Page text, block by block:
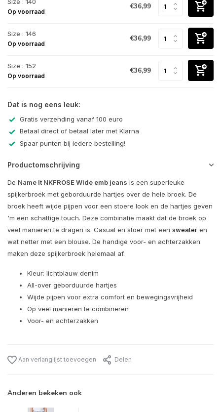
Op voorraad
€36,99
Size : 146
Op voorraad
€36,99
Size : 152
Op voorraad
€36,99
Dat is nog eens leuk:
Gratis verzending vanaf 100 euro
Betaal direct of betaal later met Klarna
Spaar punten bij iedere bestelling!
Productomschrijving
De Name It NKFROSE Wide emb jeans is een superleuke
spijkerbroek met geborduurde hartjes over de hele broek. De
broek heeft wijde pijpen voor een stoere look en de hartjes geven
'm een schattige touch. Deze combinatie maakt dat de broek op
veel manieren te dragen is. Casual en stoer met een sweater en
wat netter met een blouse. De handige voor- en achterzakken
maken deze spijkerbroek helemaal af.
Kleur: lichtblauw denim
All-over geborduurde hartjes
Wijde pijpen voor extra comfort en bewegingsvrijheid
Op veel manieren te combineren
Voor- en achterzakken
Aan verlanglijst toevoegen Delen
Anderen bekeken ook